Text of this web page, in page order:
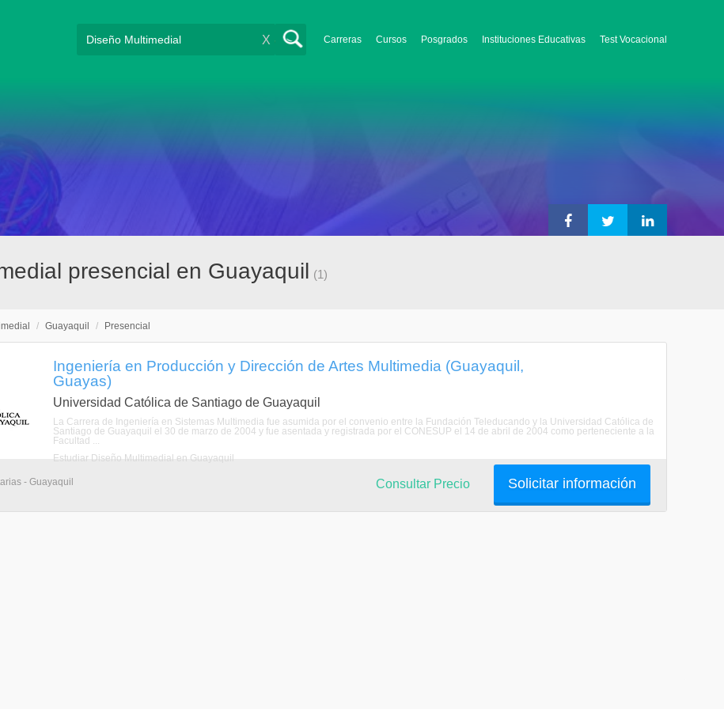
Carreras Cursos Posgrados Instituciones Educativas Test Vocacional
X
presencial en Guayaquil (1)
/ Guayaquil / Presencial
Ingeniería en Producción y Dirección de Artes Multimedia (Guayaquil,
Guayas)
Universidad Católica de Santiago de Guayaquil
La Carrera de Ingeniería en Sistemas Multimedia fue asumida por el convenio entre la Fundación Teleducando y la Universidad Católica de
Santiago de Guayaquil el 30 de marzo de 2004 y fue asentada y registrada por el CONESUP el 14 de abril de 2004 como perteneciente a la
Facultad ...
Estudiar Diseño Multimedial en Guayaquil
- Guayaquil Solicitar información
Consultar Precio